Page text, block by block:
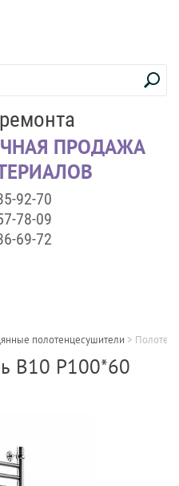
ПРОДАЖА
92-70
78-09
69-72
полотенцесушители >
В10 Р100*60